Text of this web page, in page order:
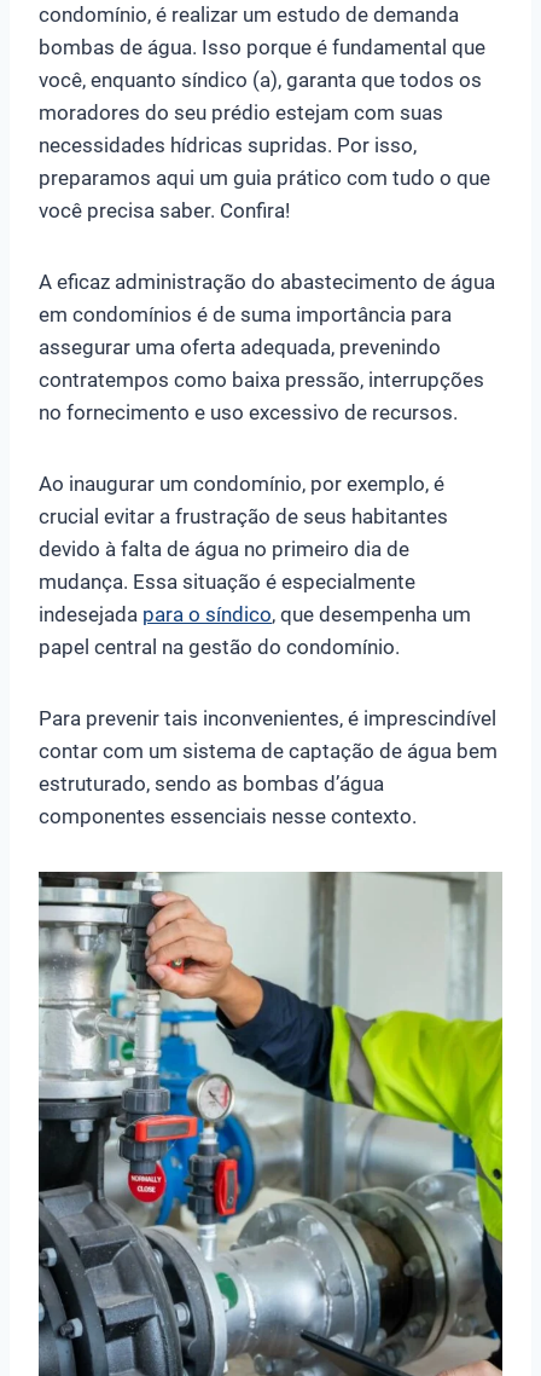
condomínio, é realizar um estudo de demanda
bombas de água. Isso porque é fundamental que
você, enquanto síndico (a), garanta que todos os
moradores do seu prédio estejam com suas
necessidades hídricas supridas. Por isso,
preparamos aqui um guia prático com tudo o que
você precisa saber. Confira!
A eficaz administração do abastecimento de água
em condomínios é de suma importância para
assegurar uma oferta adequada, prevenindo
contratempos como baixa pressão, interrupções
no fornecimento e uso excessivo de recursos.
Ao inaugurar um condomínio, por exemplo, é
crucial evitar a frustração de seus habitantes
devido à falta de água no primeiro dia de
mudança. Essa situação é especialmente
indesejada para o síndico, que desempenha um
papel central na gestão do condomínio.
Para prevenir tais inconvenientes, é imprescindível
contar com um sistema de captação de água bem
estruturado, sendo as bombas d’água
componentes essenciais nesse contexto.